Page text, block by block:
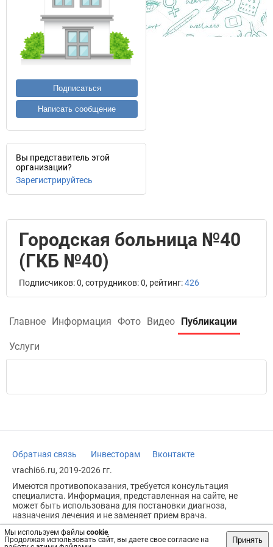
Мы используем файлы cookie.
Продолжая использовать сайт, вы даете свое согласие на
Принять
Подписаться
Написать сообщение
Вы представитель этой
организации?
Зарегистрируйтесь
Городская больница №40
(ГКБ №40)
Подписчиков: 0, сотрудников: 0, рейтинг:426
Главное Информация Фото Видео Публикации
Услуги
Обратная связь Инвесторам
Вконтакте
vrachi66.ru, 2019-2026 гг.
Имеются противопоказания, требуется консультация
специалиста. Информация, представленная на сайте, не
может быть использована для постановки диагноза,
назначения лечения и не заменяет прием врача.
Возрастное ограничение: 18+